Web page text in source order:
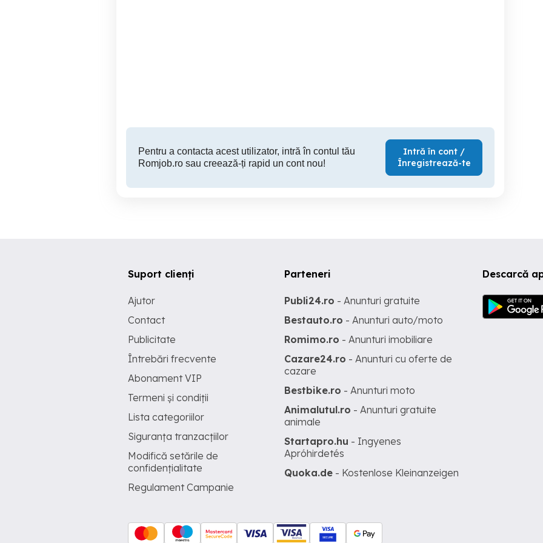
Pentru a contacta acest utilizator, intră în contul tău
Romjob.ro sau creează-ți rapid un cont nou!
Intră în cont /
Înregistrează-te
Descarcă
Suport clienți
Ajutor
Contact
Publicitate
Întrebări frecvente
Abonament VIP
Termeni și condiții
Lista categoriilor
Siguranța tranzacțiilor
Modifică setările de
confidențialitate
Regulament Campanie
Parteneri
Publi24.ro - Anunturi gratuite
Bestauto.ro - Anunturi auto/moto
Romimo.ro - Anunturi imobiliare
Cazare24.ro - Anunturi cu oferte de
cazare
Bestbike.ro - Anunturi moto
Animalutul.ro - Anunturi gratuite
animale
Startapro.hu - Ingyenes
Apróhirdetés
Quoka.de - Kostenlose Kleinanzeigen